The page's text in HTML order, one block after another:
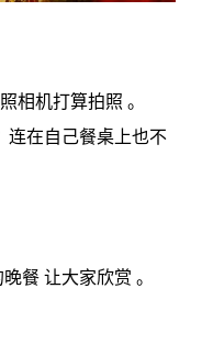
相机打算拍照 。
连在自己餐桌上也不
餐 让大家欣赏 。